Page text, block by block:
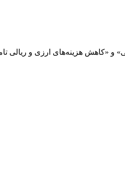
و «کاهش هزینه‌های ارزی و ریالی